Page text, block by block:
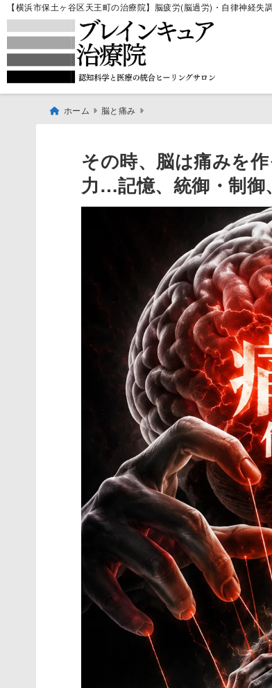
【横浜市保土ヶ谷区天王町の治療院】脳疲労(脳過労)・自律神経
ホーム 脳と痛み
その時、脳は痛みを
力…記憶、統御・制御